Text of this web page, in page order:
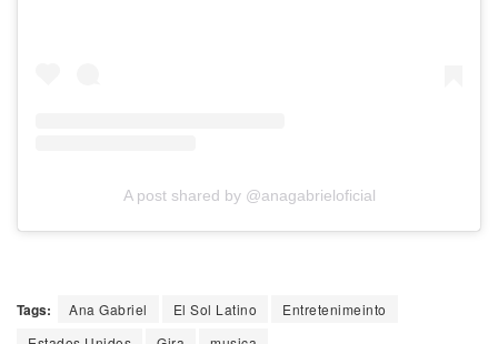
A post shared by @anagabrieloficial
Tags: Ana Gabriel El Sol Latino
Entretenimeinto